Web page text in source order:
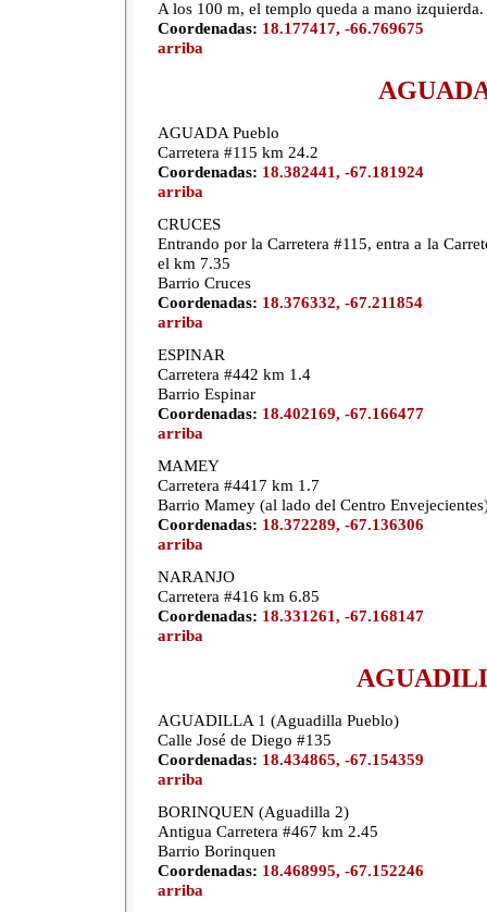
A los 100 m, el templo queda a mano izquierda.
Coordenadas: 18.177417, -66.769675
arriba
AGUADA Pueblo
Carretera #115 km 24.2
Coordenadas: 18.382441, -67.181924
arriba
CRUCES
Entrando por la Carretera #115, entra a la
el km 7.35
Barrio Cruces
Coordenadas: 18.376332, -67.211854
arriba
ESPINAR
Carretera #442 km 1.4
Barrio Espinar
Coordenadas: 18.402169, -67.166477
arriba
MAMEY
Carretera #4417 km 1.7
Barrio Mamey (al lado del Centro
Coordenadas: 18.372289, -67.136306
arriba
NARANJO
Carretera #416 km 6.85
Coordenadas: 18.331261, -67.168147
arriba
AGUADILLA 1 (Aguadilla Pueblo)
Calle José de Diego #135
Coordenadas: 18.434865, -67.154359
arriba
BORINQUEN (Aguadilla 2)
Antigua Carretera #467 km 2.45
Barrio Borinquen
Coordenadas: 18.468995, -67.152246
arriba